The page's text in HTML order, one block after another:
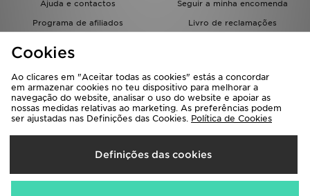
Ajuda e contactos
Seguir a minha encomenda
Programa de afiliados
Livro de reclamações
Seleciona O País
Portugal
Cookies
Ao clicares em "Aceitar todas as cookies" estás a concordar
em armazenar cookies no teu dispositivo para melhorar a
navegação do website, analisar o uso do website e apoiar as
nossas medidas relativas ao marketing. As preferências podem
ser ajustadas nas Definições das Cookies. Política de Cookies
Definições das cookies